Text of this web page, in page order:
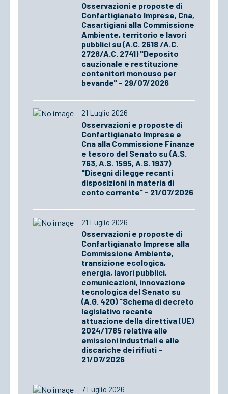
Osservazioni e proposte di
Confartigianato Imprese, Cna,
Casartigiani alla Commissione
Ambiente, territorio e lavori
pubblici su (A.C. 2618 /A.C.
2728/A.C. 2741) "Deposito
cauzionale e restituzione
contenitori monouso per
bevande" - 29/07/2026
21 Luglio 2026
Osservazioni e proposte di
Confartigianato Imprese e
Cna alla Commissione Finanze
e tesoro del Senato su (A.S.
763, A.S. 1595, A.S. 1937)
"Disegni di legge recanti
disposizioni in materia di
conto corrente" - 21/07/2026
21 Luglio 2026
Osservazioni e proposte di
Confartigianato Imprese alla
Commissione Ambiente,
transizione ecologica,
energia, lavori pubblici,
comunicazioni, innovazione
tecnologica del Senato su
(A.G. 420) "Schema di decreto
legislativo recante
attuazione della direttiva (UE)
2024/1785 relativa alle
emissioni industriali e alle
discariche dei rifiuti -
21/07/2026
7 Luglio 2026